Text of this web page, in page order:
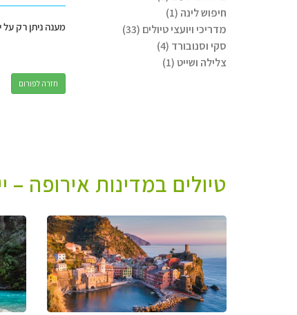
חיפוש לינה (1)
מדריכי ויועצי טיולים (33)
סקי וסנובורד (4)
צלילה ושייט (1)
מענה ניתן רק על
חזרה לפורום
טיולים במדינות אירופה –